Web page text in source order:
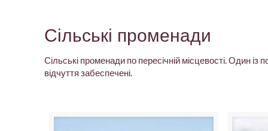
Сільські променади
Сільські променади по пересічній місцевості. Один
відчуття забеспечені.